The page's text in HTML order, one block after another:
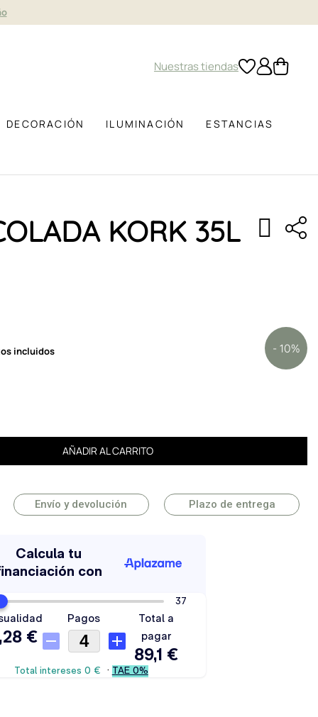
Nuestras tiendas
DECORACIÓN ILUMINACIÓN ESTANCIAS
KORK 35L
- 10%
incluidos
AÑADIR AL CARRITO
Envío y devolución Plazo de entrega